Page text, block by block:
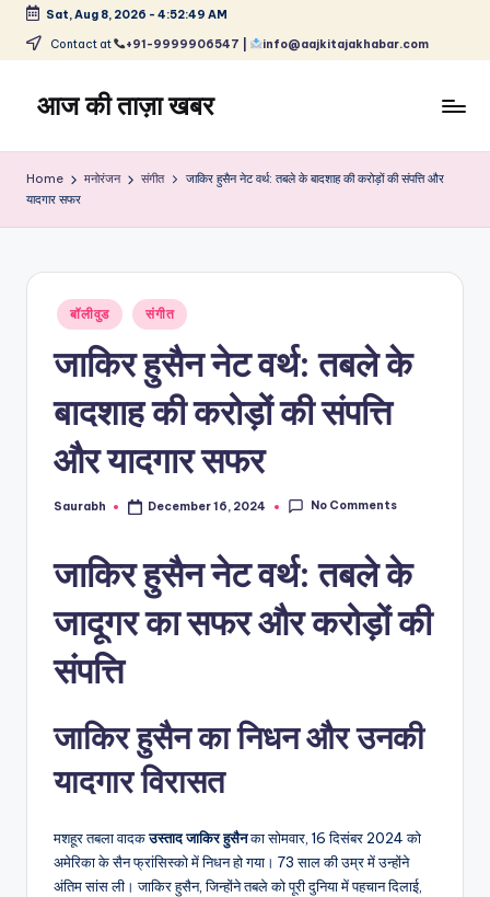
Skip
content
Sat, Aug 8, 2026 - 4:52:49 AM
Contact at +91-9999906547 | info@aajkitajakhabar.com
आज की ताज़ा खबर
खेल,
और
Home मनोरंजन संगीत
जाकिर हुसैन नेट वर्थ: तबले के बादशाह की करोड़ों की संपत्ति और
यादगार सफर
Posted
in
बॉलीवुड संगीत
जाकिर हुसैन नेट वर्थ: तबले के
बादशाह की करोड़ों की संपत्ति
और यादगार सफर
Posted
Saurabh December 16, 2024 No Comments
जाकिर हुसैन नेट वर्थ: तबले के
जादूगर का सफर और करोड़ों की
संपत्ति
जाकिर हुसैन का निधन और उनकी
यादगार विरासत
मशहूर तबला वादकउस्ताद जाकिर हुसैनका सोमवार, 16 दिसंबर 2024 को
अमेरिका के सैन फ्रांसिस्को में निधन हो गया। 73 साल की उम्र में उन्होंने
अंतिम सांस ली। जाकिर हुसैन, जिन्होंने तबले को पूरी दुनिया में पहचान दिलाई,